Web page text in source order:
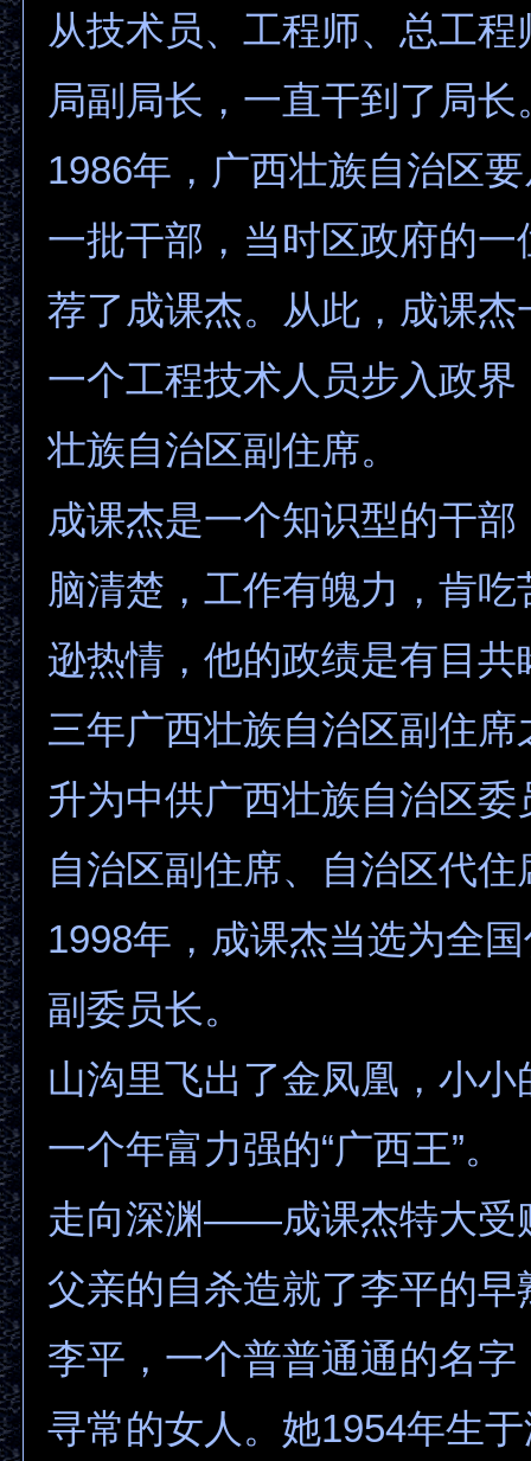
从技术员、工程师、总工
局副局长，一直干到了局长
1986年，广西壮族自治区
一批干部，当时区政府的一
荐了成课杰。从此，成课杰
一个工程技术人员步入政界
壮族自治区副住席。
成课杰是一个知识型的干
脑清楚，工作有魄力，肯
逊热情，他的政绩是有目共
三年广西壮族自治区副住席
升为中供广西壮族自治区委
自治区副住席、自治区代住
1998年，成课杰当选为全
副委员长。
山沟里飞出了金凤凰，小小
一个年富力强的“广西王”。
走向深渊——成课杰特大受
父亲的自杀造就了李平的早
李平，一个普普通通的名字
寻常的女人。她1954年生